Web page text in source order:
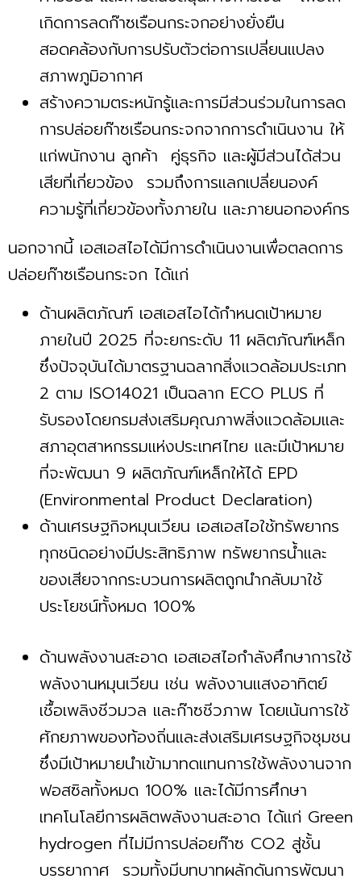
เกิดการลดก๊าซเรือนกระจกอย่างยั่งยืน
สอดคล้องกับการปรับตัวต่อการเปลี่ยนแปลง
สภาพภูมิอากาศ
สร้างความตระหนักรู้และการมีส่วนร่วมในการลด
การปล่อยก๊าซเรือนกระจกจากการดำเนินงาน ให้
แก่พนักงาน ลูกค้า คู่ธุรกิจ และผู้มีส่วนได้ส่วน
เสียที่เกี่ยวข้อง รวมถึงการแลกเปลี่ยนองค์
ความรู้ที่เกี่ยวข้องทั้งภายใน และภายนอกองค์กร
นอกจากนี้ เอสเอสไอได้มีการดำเนินงานเพื่อตลดการ
ปล่อยก๊าซเรือนกระจก ได้แก่
ด้านผลิตภัณฑ์ เอสเอสไอได้กำหนดเป้าหมาย
ภายในปี 2025 ที่จะยกระดับ 11 ผลิตภัณฑ์เหล็ก
ซึ่งปัจจุบันได้มาตรฐานฉลากสิ่งแวดล้อมประเภท
2 ตาม ISO14021 เป็นฉลาก ECO PLUS ที่
รับรองโดยกรมส่งเสริมคุณภาพสิ่งแวดล้อมและ
สภาอุตสาหกรรมแห่งประเทศไทย และมีเป้าหมาย
ที่จะพัฒนา 9 ผลิตภัณฑ์เหล็กให้ได้ EPD
(Environmental Product Declaration)
ด้านเศรษฐกิจหมุนเวียน เอสเอสไอใช้ทรัพยากร
ทุกชนิดอย่างมีประสิทธิภาพ ทรัพยากรน้ำและ
ของเสียจากกระบวนการผลิตถูกนำกลับมาใช้
ประโยชน์ทั้งหมด 100%
ด้านพลังงานสะอาด เอสเอสไอกำลังศึกษาการใช้
พลังงานหมุนเวียน เช่น พลังงานแสงอาทิตย์
เชื้อเพลิงชีวมวล และก๊าซชีวภาพ โดยเน้นการใช้
ศักยภาพของท้องถิ่นและส่งเสริมเศรษฐกิจชุมชน
ซึ่งมีเป้าหมายนำเข้ามาทดแทนการใช้พลังงานจาก
ฟอสซิลทั้งหมด 100% และได้มีการศึกษา
เทคโนโลยีการผลิตพลังงานสะอาด ได้แก่ Green
hydrogen ที่ไม่มีการปล่อยก๊าซ CO2 สู่ชั้น
บรรยากาศ รวมทั้งมีบทบาทผลักดันการพัฒนา